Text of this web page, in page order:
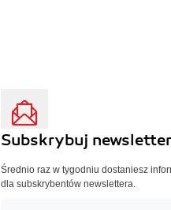
Subskrybuj
Średnio raz w tygodniu dostaniesz
dla subskrybentów newslettera.